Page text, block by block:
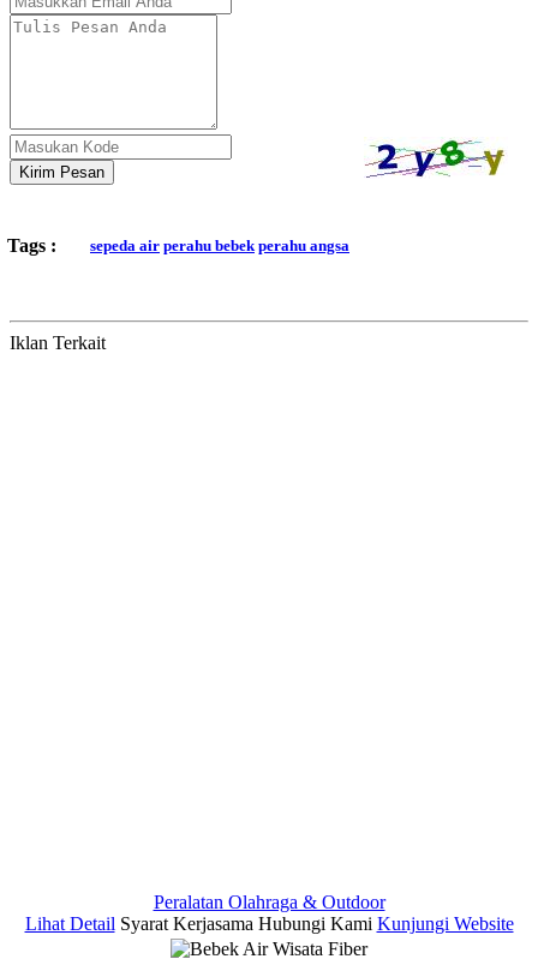
Kirim Pesan
Tags : sepeda air perahu bebek perahu angsa
Iklan Terkait
Peralatan Olahraga & Outdoor
Lihat Detail Syarat Kerjasama Hubungi Kami Kunjungi Website